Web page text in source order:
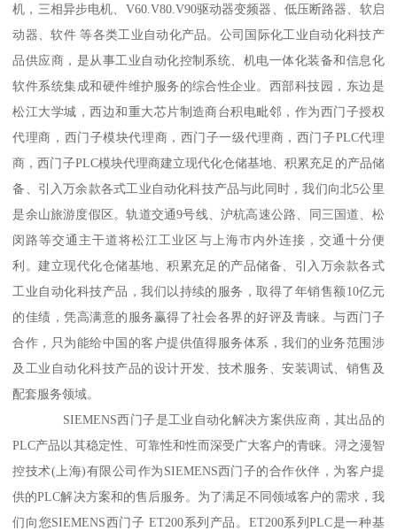
机，三相异步电机、V60.V80.V90驱动器变频器、低压断路器、软启
动器、软件 等各类工业自动化产品。公司国际化工业自动化科技产
品供应商，是从事工业自动化控制系统、机电一体化装备和信息化
软件系统集成和硬件维护服务的综合性企业。西部科技园，东边是
松江大学城，西边和重大芯片制造商台积电毗邻，作为西门子授权
代理商，西门子模块代理商，西门子一级代理商，西门子PLC代理
商，西门子PLC模块代理商建立现代化仓储基地、积累充足的产品储
备、引入万余款各式工业自动化科技产品与此同时，我们向北5公里
是余山旅游度假区。轨道交通9号线、沪杭高速公路、同三国道、松
闵路等交通主干道将松江工业区与上海市内外连接，交通十分便
利。建立现代化仓储基地、积累充足的产品储备、引入万余款各式
工业自动化科技产品，我们以持续的服务，取得了年销售额10亿元
的佳绩，凭高满意的服务赢得了社会各界的好评及青睐。与西门子
合作，只为能给中国的客户提供值得服务体系，我们的业务范围涉
及工业自动化科技产品的设计开发、技术服务、安装调试、销售及
配套服务领域。
SIEMENS西门子是工业自动化解决方案供应商，其出品的
PLC产品以其稳定性、可靠性和性而深受广大客户的青睐。浔之漫智
控技术(上海)有限公司作为SIEMENS西门子的合作伙伴，为客户提
供的PLC解决方案和的售后服务。为了满足不同领域客户的需求，我
们向您SIEMENS西门子 ET200系列产品。ET200系列PLC是一种基